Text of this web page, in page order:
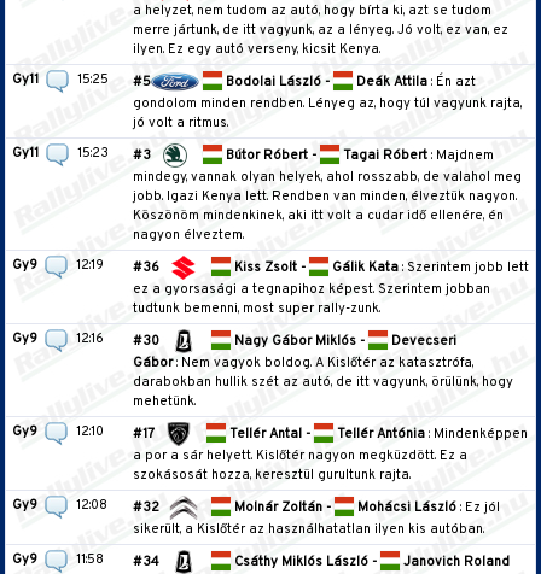
a helyzet, nem tudom az autó, hogy bírta ki, azt se tudom
merre jártunk, de itt vagyunk, az a lényeg. Jó volt, ez van, ez
ilyen. Ez egy autó verseny, kicsit Kenya.
Gy11
15:25 #5 Bodolai László - Deák Attila: Én azt
gondolom minden rendben. Lényeg az, hogy túl vagyunk rajta,
jó volt a ritmus.
Gy11
15:23 #3 Bútor Róbert - Tagai Róbert: Majdnem
mindegy, vannak olyan helyek, ahol rosszabb, de valahol meg
jobb. Igazi Kenya lett. Rendben van minden, élveztük nagyon.
Köszönöm mindenkinek, aki itt volt a cudar idő ellenére, én
nagyon élveztem.
Gy9
12:19 #36 Kiss Zsolt - Gálik Kata: Szerintem jobb lett
ez a gyorsasági a tegnapihoz képest. Szerintem jobban
tudtunk bemenni, most super rally-zunk.
Gy9
12:16 #30 Nagy Gábor Miklós -
Devecseri
Gábor: Nem vagyok boldog. A Kislőtér az katasztrófa,
darabokban hullik szét az autó, de itt vagyunk, örülünk, hogy
mehetünk.
Gy9
12:10 #17 Tellér Antal - Tellér Antónia: Mindenképpen
a por a sár helyett. Kislőtér nagyon megküzdött. Ez a
szokásosát hozza, keresztül gurultunk rajta.
Gy9
12:08 #32 Molnár Zoltán - Mohácsi László: Ez jól
sikerült, a Kislőtér az használhatatlan ilyen kis autóban.
Gy9
11:58 #34 Csáthy Miklós László -
Janovich Roland